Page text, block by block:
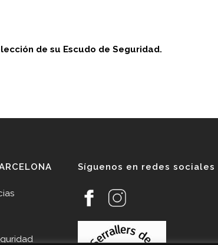
de su Escudo de Seguridad.
Síguenos en redes sociales